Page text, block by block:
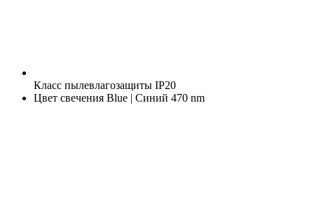
Класс пылевлагозащиты IP20
Цвет свечения Blue | Синий 470 nm